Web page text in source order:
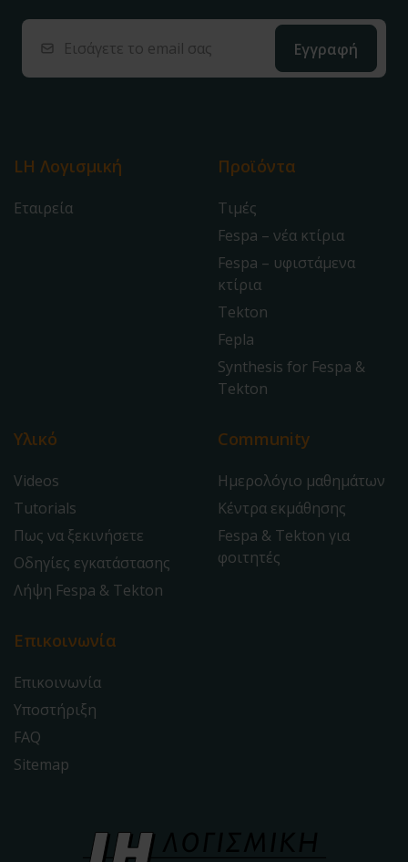
LH Λογισμική
Εταιρεία
Προϊόντα
Τιμές
Fespa – νέα κτίρια
Fespa – υφιστάμενα
κτίρια
Tekton
Fepla
Synthesis for Fespa &
Tekton
Υλικό
Videos
Tutorials
Πως να ξεκινήσετε
Οδηγίες εγκατάστασης
Λήψη Fespa & Tekton
Community
Ημερολόγιο μαθημάτων
Κέντρα εκμάθησης
Fespa & Tekton για
φοιτητές
Επικοινωνία
Επικοινωνία
Υποστήριξη
FAQ
Sitemap